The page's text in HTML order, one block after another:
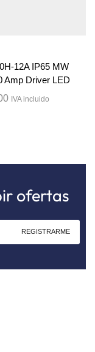
12A IP65 MW
Amp Driver LED
IVA incluido
ofertas